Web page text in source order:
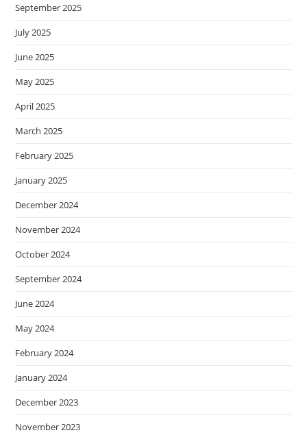
September 2025
July 2025
June 2025
May 2025
April 2025
March 2025
February 2025
January 2025
December 2024
November 2024
October 2024
September 2024
June 2024
May 2024
February 2024
January 2024
December 2023
November 2023